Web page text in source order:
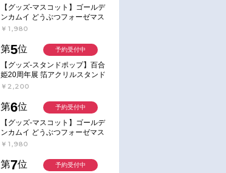
【グッズ-マスコット】ゴールデ
ンカムイ どうぶつフォーゼマス
コット 5.月島軍曹【再販】
￥1,980
第5位
【グッズ-スタンドポップ】百合
姫20周年展 箔アクリルスタンド
E：あおのなち
￥2,200
予約受付中
第6位
【グッズ-マスコット】ゴールデ
ンカムイ どうぶつフォーゼマス
コット 6.鯉登少尉【再販】
￥1,980
予約受付中
第7位 予約受付中